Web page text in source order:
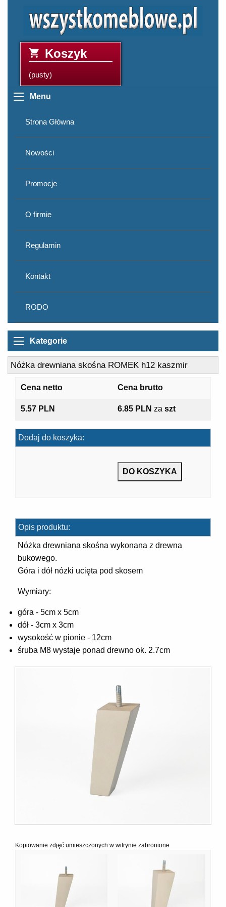
Koszyk
(pusty)
Menu
Strona Główna
Nowości
Promocje
O firmie
Regulamin
Kontakt
RODO
Kategorie
Nóżka drewniana skośna ROMEK h12 kaszmir
Cena netto Cena brutto
5.57 PLN 6.85 PLN za szt
Dodaj do koszyka:
Opis produktu:
Nóżka drewniana skośna wykonana z drewna
bukowego.
Góra i dół nózki ucięta pod skosem
Wymiary:
góra - 5cm x 5cm
dół - 3cm x 3cm
wysokość w pionie - 12cm
śruba M8 wystaje ponad drewno ok. 2.7cm
Kopiowanie zdjęć umieszczonych w witrynie zabronione